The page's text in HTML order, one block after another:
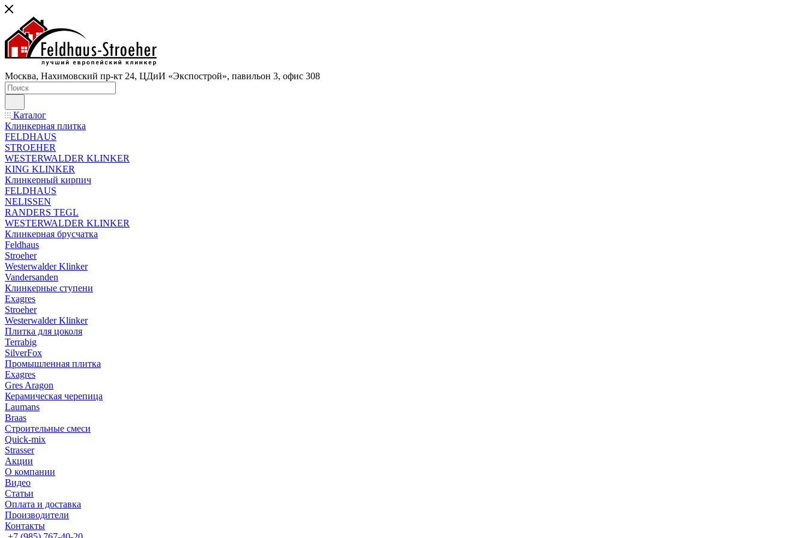
Москва, Нахимовский пр-кт 24, ЦДиИ «Экспострой», павильон 3, офис 308
Каталог
Клинкерная плитка
FELDHAUS
STROEHER
WESTERWALDER KLINKER
KING KLINKER
Клинкерный кирпич
FELDHAUS
NELISSEN
RANDERS TEGL
WESTERWALDER KLINKER
Клинкерная брусчатка
Feldhaus
Stroeher
Westerwalder Klinker
Vandersanden
Клинкерные ступени
Exagres
Stroeher
Westerwalder Klinker
Плитка для цоколя
Terrabig
SilverFox
Промышленная плитка
Exagres
Gres Aragon
Керамическая черепица
Laumans
Braas
Строительные смеси
Quick-mix
Strasser
Акции
О компании
Видео
Статьи
Оплата и доставка
Производители
Контакты